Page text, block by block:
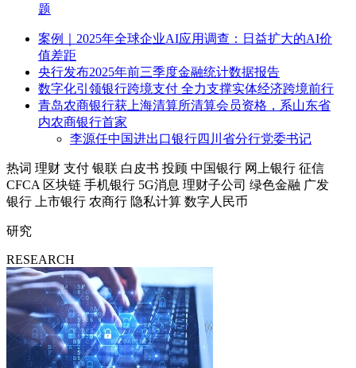
题
案例｜2025年全球企业AI应用调查：日益扩大的AI价
值差距
央行发布2025年前三季度金融统计数据报告
数字化引领银行跨境支付 全力支撑实体经济跨境前行
青岛农商银行获上海清算所清算会员资格，系山东省
内农商银行首家
李源任中国进出口银行四川省分行党委书记
热词 理财 支付 银联 白皮书 投顾 中国银行 网上银行 征信
CFCA 区块链 手机银行 5G消息 理财子公司 绿色金融 广发
银行
上市银行 农商行 隐私计算 数字人民币
研究
RESEARCH